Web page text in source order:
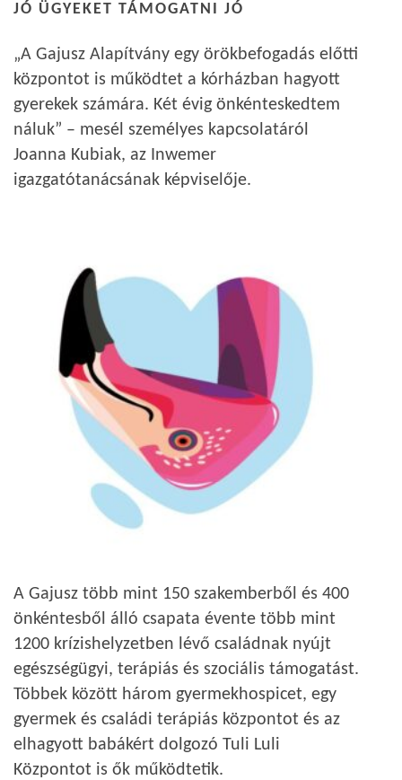
JÓ ÜGYEKET TÁMOGATNI JÓ
„A Gajusz Alapítvány egy örökbefogadás előtti
központot is működtet a kórházban hagyott
gyerekek számára. Két évig önkénteskedtem
náluk” – mesél személyes kapcsolatáról
Joanna Kubiak, az Inwemer
igazgatótanácsának képviselője.
A Gajusz több mint 150 szakemberből és 400
önkéntesből álló csapata évente több mint
1200 krízishelyzetben lévő családnak nyújt
egészségügyi, terápiás és szociális támogatást.
Többek között három gyermekhospicet, egy
gyermek és családi terápiás központot és az
elhagyott babákért dolgozó Tuli Luli
Központot is ők működtetik.